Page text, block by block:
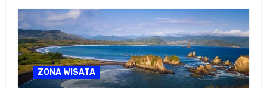
ZONA WISATA